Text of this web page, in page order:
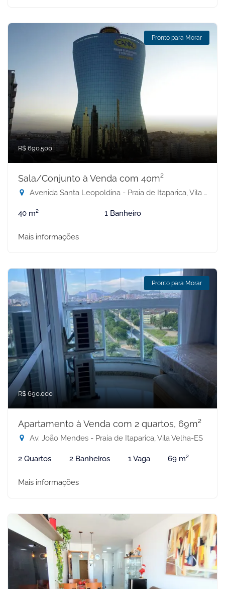
Pronto para Morar
R$ 690.500
Sala/Conjunto à Venda com 40m²
Avenida Santa Leopoldina - Praia de Itaparica, Vila Velha-ES
40 m² 1 Banheiro
Mais informações
Pronto para Morar
R$ 690.000
Apartamento à Venda com 2 quartos, 69m²
Av. João Mendes - Praia de Itaparica, Vila Velha-ES
2 Quartos 2 Banheiros 1 Vaga 69 m²
Mais informações